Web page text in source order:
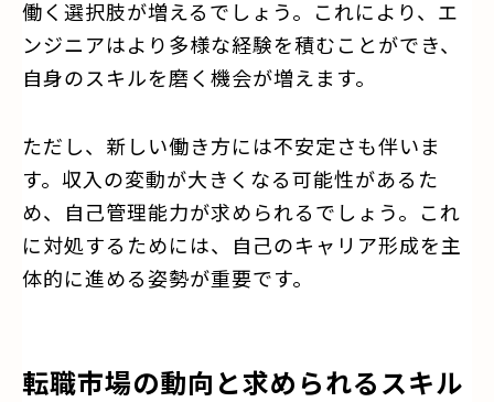
働く選択肢が増えるでしょう。これにより、エ
ンジニアはより多様な経験を積むことができ、
自身のスキルを磨く機会が増えます。
ただし、新しい働き方には不安定さも伴いま
す。収入の変動が大きくなる可能性があるた
め、自己管理能力が求められるでしょう。これ
に対処するためには、自己のキャリア形成を主
体的に進める姿勢が重要です。
転職市場の動向と求められるスキル